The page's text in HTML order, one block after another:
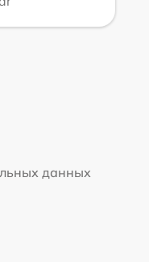
данных